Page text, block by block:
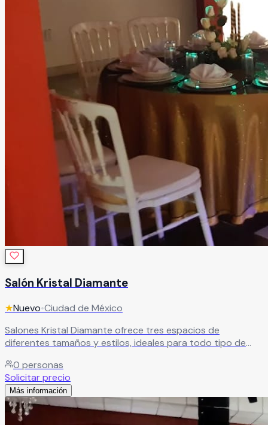
Salón Kristal Diamante
★Nuevo•Ciudad de México
Salones Kristal Diamante ofrece tres espacios de
diferentes tamaños y estilos, ideales para todo tipo de
ubicación, áreas amplias, zona de fumar y
estacionamiento. Además, dispone de paquetes todo
incluido a un excelente costo.
0 personas
Solicitar precio
Más información